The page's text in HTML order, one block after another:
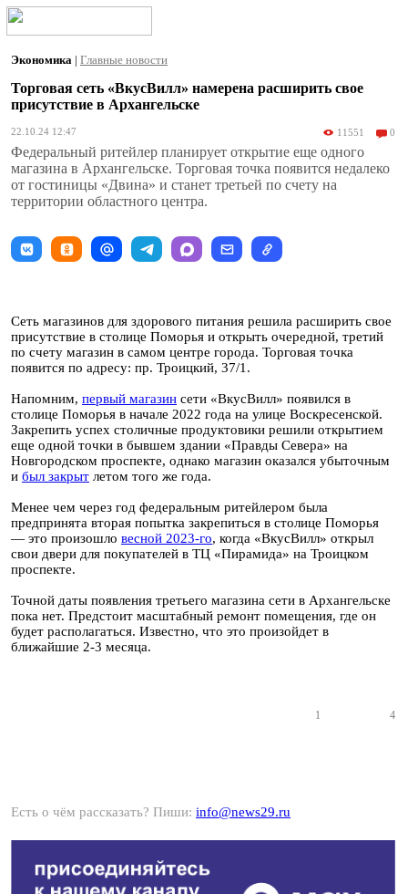
Экономика | Главные новости
Торговая сеть «ВкусВилл» намерена расширить свое
присутствие в Архангельске
22.10.24 12:47 11551 0
Федеральный ритейлер планирует открытие еще одного
магазина в Архангельске. Торговая точка появится недалеко
от гостиницы «Двина» и станет третьей по счету на
территории областного центра.
Сеть магазинов для здорового питания решила расширить свое
присутствие в столице Поморья и открыть очередной, третий
по счету магазин в самом центре города. Торговая точка
появится по адресу: пр. Троицкий, 37/1.
Напомним, первый магазин сети «ВкусВилл» появился в
столице Поморья в начале 2022 года на улице Воскресенской.
Закрепить успех столичные продуктовики решили открытием
еще одной точки в бывшем здании «Правды Севера» на
Новгородском проспекте, однако магазин оказался убыточным
и был закрыт летом того же года.
Менее чем через год федеральным ритейлером была
предпринята вторая попытка закрепиться в столице Поморья
— это произошло весной 2023-го, когда «ВкусВилл» открыл
свои двери для покупателей в ТЦ «Пирамида» на Троицком
проспекте.
Точной даты появления третьего магазина сети в Архангельске
пока нет. Предстоит масштабный ремонт помещения, где он
будет располагаться. Известно, что это произойдет в
ближайшие 2-3 месяца.
1 4
Есть о чём рассказать? Пиши: info@news29.ru